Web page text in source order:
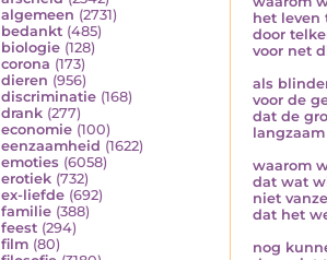
algemeen (2731)
bedankt (485)
biologie (128)
corona (173)
dieren (956)
discriminatie (168)
drank (277)
economie (100)
eenzaamheid (1622)
emoties (6058)
erotiek (732)
ex-liefde (692)
familie (388)
feest (294)
film (80)
het leven
door
voor net
als
voor de
dat de
waarom
dat wat
niet
dat het
nog